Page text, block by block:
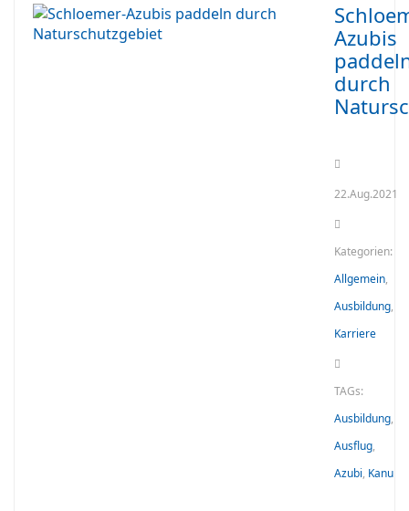
Azubis
durch
22.Aug.2021
Kategorien:
Allgemein,
Ausbildung,
Karriere
TAGs:
Ausbildung,
Ausflug,
Azubi, Kanu